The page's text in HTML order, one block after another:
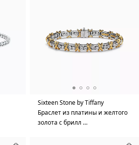
Sixteen Stone by Tiffany
Браслет из платины и желтого
золота с брилл …